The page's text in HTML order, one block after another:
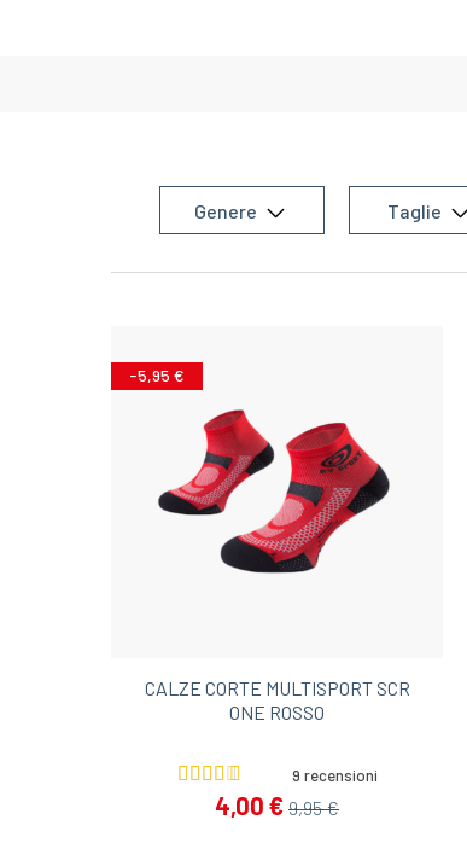
Genere Taglie
-5,95 €
CALZE CORTE MULTISPORT SCR
ONE ROSSO
9 recensioni
4,00 € 9,95 €